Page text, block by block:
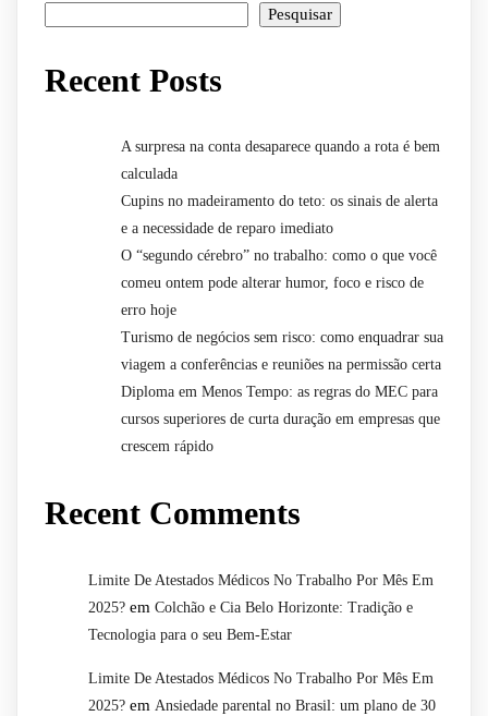
Pesquisar
Recent Posts
A surpresa na conta desaparece quando a rota é bem
calculada
Cupins no madeiramento do teto: os sinais de alerta
e a necessidade de reparo imediato
O “segundo cérebro” no trabalho: como o que você
comeu ontem pode alterar humor, foco e risco de
erro hoje
Turismo de negócios sem risco: como enquadrar sua
viagem a conferências e reuniões na permissão certa
Diploma em Menos Tempo: as regras do MEC para
cursos superiores de curta duração em empresas que
crescem rápido
Recent Comments
Limite De Atestados Médicos No Trabalho Por Mês Em
2025? em Colchão e Cia Belo Horizonte: Tradição e
Tecnologia para o seu Bem-Estar
Limite De Atestados Médicos No Trabalho Por Mês Em
2025? em Ansiedade parental no Brasil: um plano de 30